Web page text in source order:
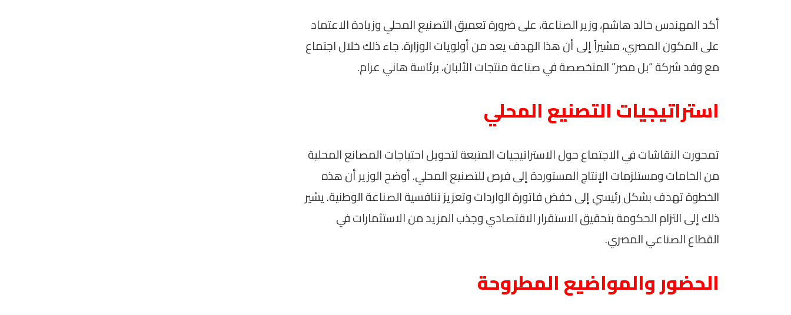
أكد المهندس خالد هاشم، وزير الصناعة، على ضرورة تعميق التصنيع المحلي وزيادة الاعتماد
على المكون المصري، مشيراً إلى أن هذا الهدف يعد من أولويات الوزارة. جاء ذلك خلال اجتماع
مع وفد شركة “بل مصر” المتخصصة في صناعة منتجات الألبان، برئاسة هاني عرام.
استراتيجيات التصنيع المحلي
تمحورت النقاشات في الاجتماع حول الاستراتيجيات المتبعة لتحويل احتياجات المصانع المحلية
من الخامات ومستلزمات الإنتاج المستوردة إلى فرص للتصنيع المحلي. أوضح الوزير أن هذه
الخطوة تهدف بشكل رئيسي إلى خفض فاتورة الواردات وتعزيز تنافسية الصناعة الوطنية. يشير
ذلك إلى التزام الحكومة بتحقيق الاستقرار الاقتصادي وجذب المزيد من الاستثمارات في
القطاع الصناعي المصري.
الحضور والمواضيع المطروحة